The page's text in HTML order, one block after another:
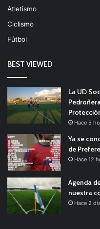
Atletismo
Ciclismo
Fútbol
BEST VIEWED
La UD
Hace 5
Ya se
de
Hace 12
Agenda
nuestra
Hace 2